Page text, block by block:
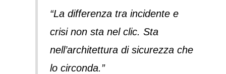
“La differenza tra incidente e
crisi non sta nel clic. Sta
nell’architettura di sicurezza che
lo circonda.”